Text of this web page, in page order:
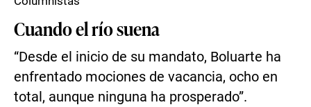
Cuando el río suena
“Desde el inicio de su mandato, Boluarte ha
enfrentado mociones de vacancia, ocho en
total, aunque ninguna ha prosperado”.